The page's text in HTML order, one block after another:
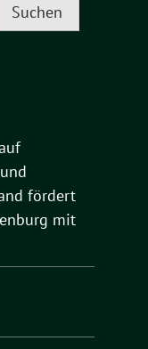
Suchen
fördert
mit